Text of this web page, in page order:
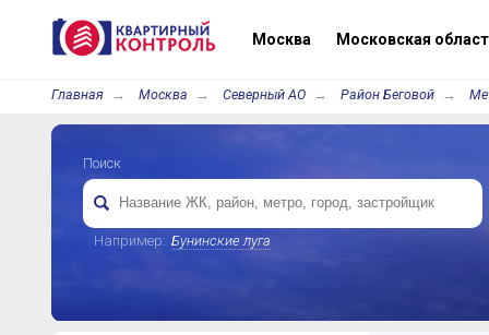
Москва Московская
Главная Москва Северный АО Район Беговой
Поиск
Например: Бунинские луга